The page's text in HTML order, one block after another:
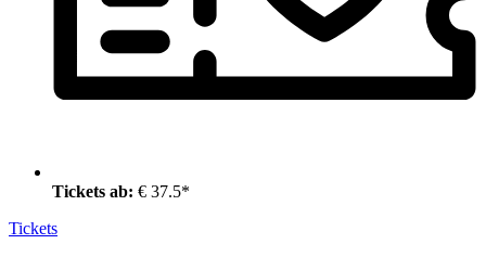
Tickets ab: € 37.5*
Tickets